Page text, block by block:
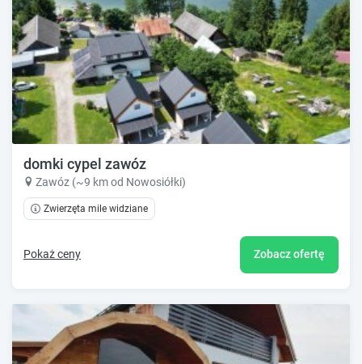
domki cypel zawóz
Zawóz (~9 km od Nowosiółki)
Zwierzęta mile widziane
Pokaż ceny Zobacz ofertę